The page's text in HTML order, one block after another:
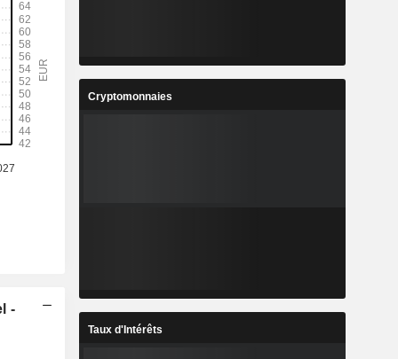
-
Cryptomonnaies
Taux d'Intérêts